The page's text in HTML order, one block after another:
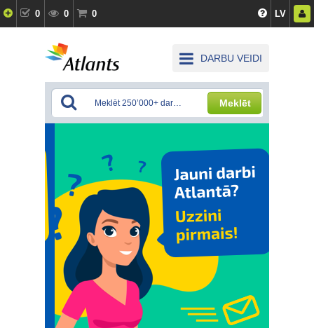
0 0 0 LV
DARBU VEIDI
Meklēt